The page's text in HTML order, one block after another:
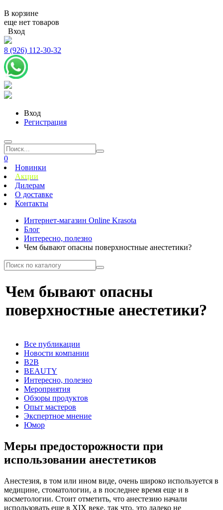
В корзине
еще нет товаров
Вход
8 (926) 112-30-32
Вход
Регистрация
0
Новинки
Акции
Дилерам
О доставке
Контакты
Интернет-магазин Online Krasota
Блог
Интересно, полезно
Чем бывают опасны поверхностные анестетики?
Чем бывают опасны
поверхностные анестетики?
Все публикации
Новости компании
B2B
BEAUTY
Интересно, полезно
Мероприятия
Обзоры продуктов
Опыт мастеров
Экспертное мнение
Юмор
Меры предосторожности при
использовании анестетиков
Анестезия, в том или ином виде, очень широко используется в
медицине, стоматологии, а в последнее время еще и в
косметологии. Стоит отметить, что анестезию начали
использовать еще в XIX веке, так что, это далеко не